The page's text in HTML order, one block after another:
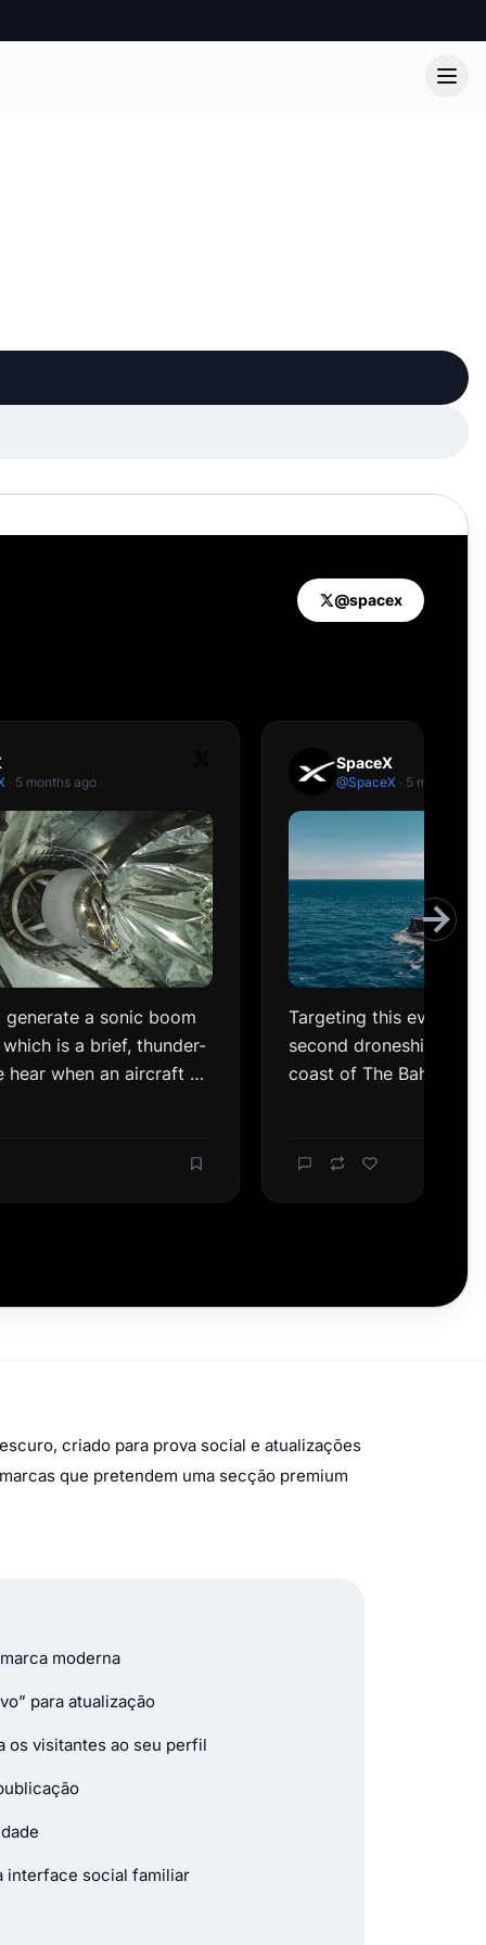
criado para prova social e atualizações
que pretendem uma secção premium
moderna
para atualização
os visitantes ao seu perfil
interface social familiar